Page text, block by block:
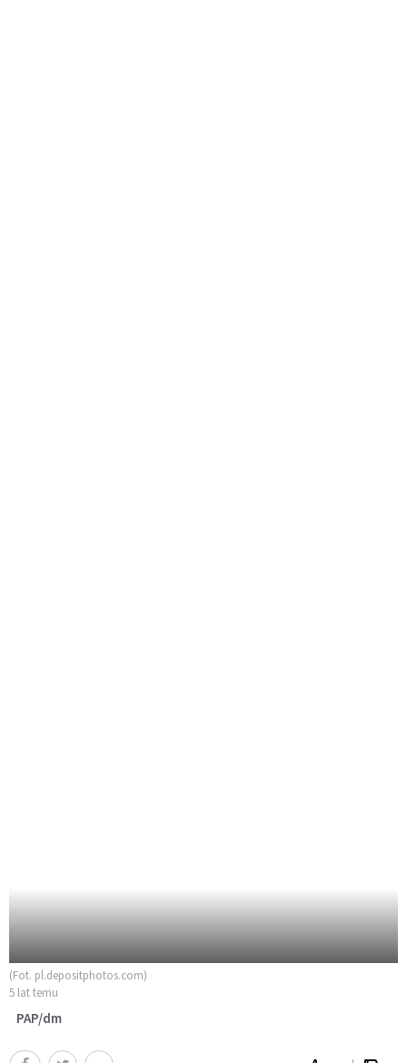
(Fot. pl.depositphotos.com)
5 lat temu
PAP/dm